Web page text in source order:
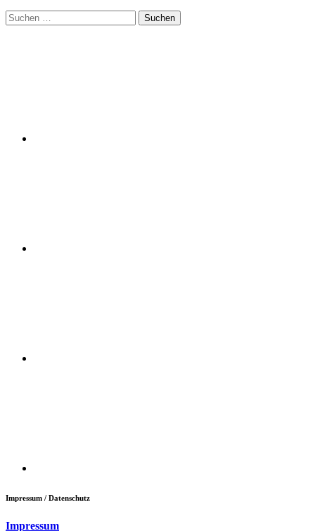
Suchen
nach:
Impressum / Datenschutz
Impressum